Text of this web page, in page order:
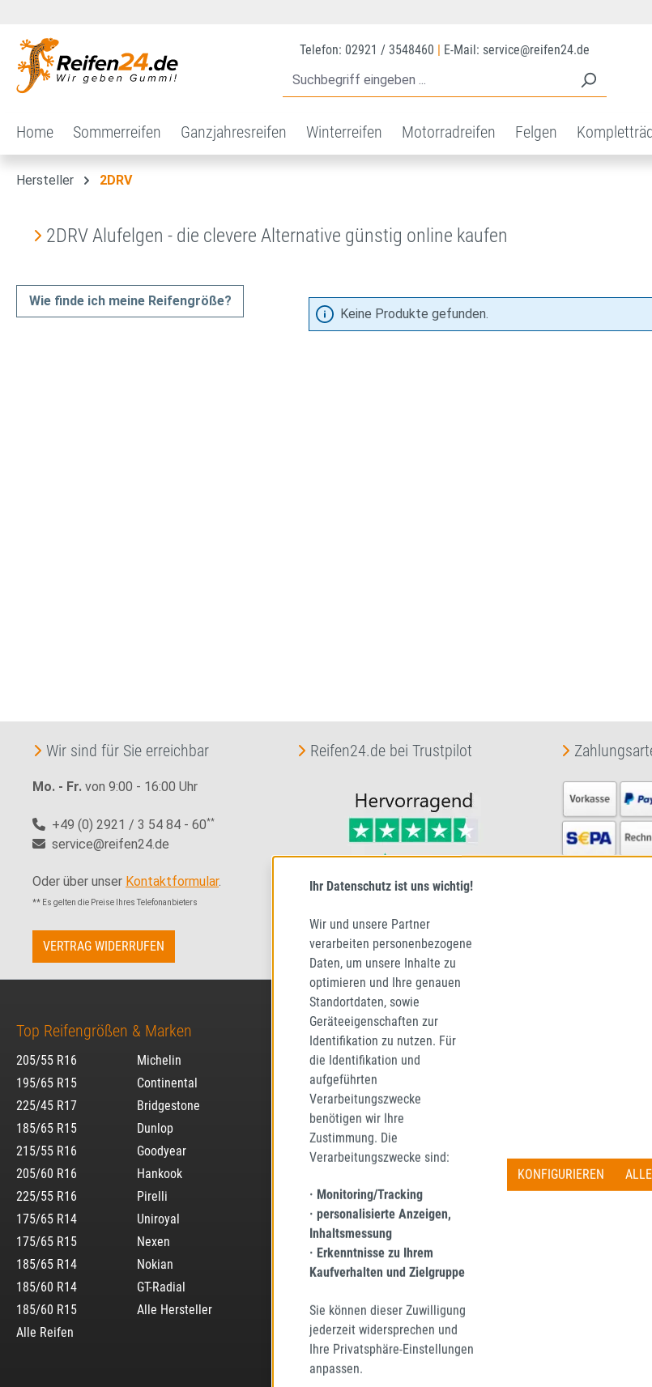
Telefon: 02921 / 3548460 E-Mail: service@reifen24.de
Home Sommerreifen Ganzjahresreifen Winterreifen Motorradreifen Felgen
Hersteller 2DRV
2DRV Alufelgen - die clevere Alternative günstig online kaufen
Wie finde ich meine Reifengröße?
Keine Produkte gefunden.
Wir sind für Sie erreichbar
Mo. - Fr. von 9:00 - 16:00 Uhr
+49 (0) 2921 / 3 54 84 - 60**
service@reifen24.de
Oder über unser Kontaktformular.
** Es gelten die Preise Ihres Telefonanbieters
VERTRAG WIDERRUFEN
Reifen24.de bei Trustpilot
Top Reifengrößen & Marken
205/55 R16
195/65 R15
225/45 R17
185/65 R15
215/55 R16
205/60 R16
225/55 R16
175/65 R14
175/65 R15
185/65 R14
185/60 R14
185/60 R15
Alle Reifen
Michelin
Continental
Bridgestone
Dunlop
Goodyear
Hankook
Pirelli
Uniroyal
Nexen
Nokian
GT-Radial
Alle Hersteller
Reifen24 im Überblick
Über Reifen24
Reifen24 Vorteilsprogramme
Herstelleraktionen
Reifen24 Partner-Netzwerk
Computerbild - Autobild - Top Shop Auszeichnung
Newsletter Anmeldung
FAQ - häufige Fragen
Versand und Zahlung
Jobs bei Reifen24
Reifen24 Pressebox
Impressum
Ihr Datenschutz ist uns wichtig!
Wir und unsere Partner
verarbeiten personenbezogene
Daten, um unsere Inhalte zu
optimieren und Ihre genauen
Standortdaten, sowie
Geräteeigenschaften zur
Identifikation zu nutzen. Für
die Identifikation und
aufgeführten
Verarbeitungszwecke
benötigen wir Ihre
Zustimmung. Die
Verarbeitungszwecke sind:
· Monitoring/Tracking
· personalisierte Anzeigen,
Inhaltsmessung
· Erkenntnisse zu Ihrem
Kaufverhalten und Zielgruppe
Sie können dieser Zuwilligung
jederzeit widersprechen und
Ihre Privatsphäre-Einstellungen
anpassen.
KONFIGURIEREN